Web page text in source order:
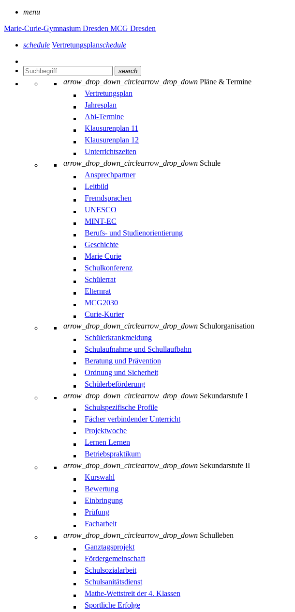
menu
Marie-Curie-Gymnasium Dresden MCG Dresden
schedule Vertretungsplanschedule
search
arrow_drop_down_circlearrow_drop_down Pläne & Termine
Vertretungsplan
Jahresplan
Abi-Termine
Klausurenplan 11
Klausurenplan 12
Unterrichtszeiten
arrow_drop_down_circlearrow_drop_down Schule
Ansprechpartner
Leitbild
Fremdsprachen
UNESCO
MINT-EC
Berufs- und Studienorientierung
Geschichte
Marie Curie
Schulkonferenz
Schülerrat
Elternrat
MCG2030
Curie-Kurier
arrow_drop_down_circlearrow_drop_down Schulorganisation
Schülerkrankmeldung
Schulaufnahme und Schullaufbahn
Beratung und Prävention
Ordnung und Sicherheit
Schülerbeförderung
arrow_drop_down_circlearrow_drop_down Sekundarstufe I
Schulspezifische Profile
Fächer verbindender Unterricht
Projektwoche
Lernen Lernen
Betriebspraktikum
arrow_drop_down_circlearrow_drop_down Sekundarstufe II
Kurswahl
Bewertung
Einbringung
Prüfung
Facharbeit
arrow_drop_down_circlearrow_drop_down Schulleben
Ganztagsprojekt
Fördergemeinschaft
Schulsozialarbeit
Schulsanitätsdienst
Mathe-Wettstreit der 4. Klassen
Sportliche Erfolge